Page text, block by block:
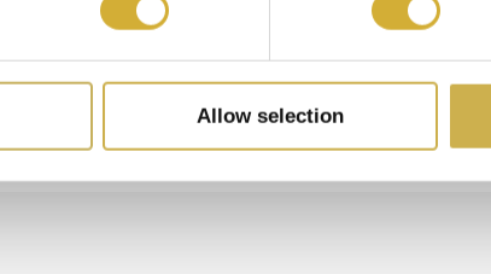
Allow selection